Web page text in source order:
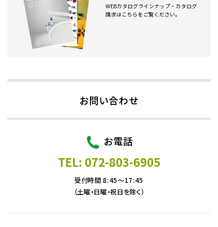
WEBカタログラインナップ・カタログ
請求はこちらをご覧ください。
お問い合わせ
お電話
TEL: 072-803-6905
受付時間 8:45～17:45
（土曜・日曜・祝日を除く）